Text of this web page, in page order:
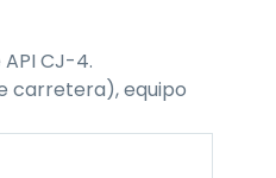
CJ-4.
carretera), equipo